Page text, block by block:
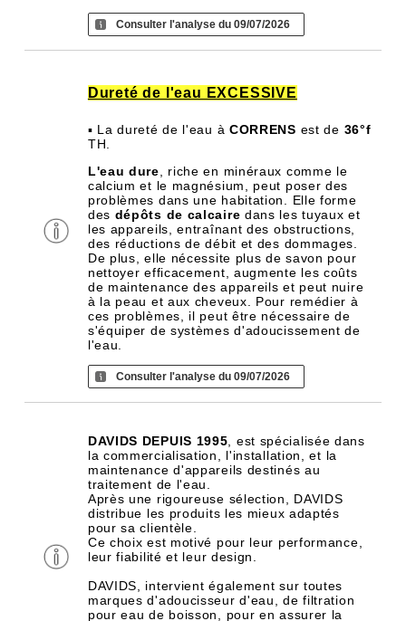
Consulter l'analyse du 09/07/2026
Dureté de l'eau EXCESSIVE
▪ La dureté de l'eau à CORRENS est de 36°f
TH.
L'eau dure , riche en minéraux comme le
calcium et le magnésium, peut poser des
problèmes dans une habitation. Elle forme
des dépôts de calcaire dans les tuyaux et
les appareils, entraînant des obstructions,
des réductions de débit et des dommages.
De plus, elle nécessite plus de savon pour
nettoyer efficacement, augmente les coûts
de maintenance des appareils et peut nuire
à la peau et aux cheveux. Pour remédier à
ces problèmes, il peut être nécessaire de
s'équiper de systèmes d'adoucissement de
l'eau.
Consulter l'analyse du 09/07/2026
DAVIDS DEPUIS 1995 , est spécialisée dans
la commercialisation, l'installation, et la
maintenance d'appareils destinés au
traitement de l'eau.
Après une rigoureuse sélection, DAVIDS
distribue les produits les mieux adaptés
pour sa clientèle.
Ce choix est motivé pour leur performance,
leur fiabilité et leur design.
DAVIDS, intervient également sur toutes
marques d'adoucisseur d'eau, de filtration
pour eau de boisson, pour en assurer la